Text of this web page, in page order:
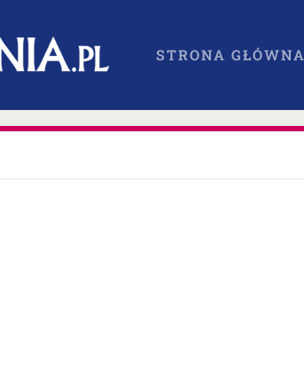
STRONA GŁÓWNA